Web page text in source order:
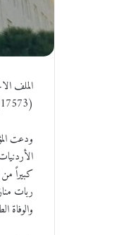
(17573) مشتركاً ليصل عدد المشتركين اختيارياً الفعالين حالياً إلى (96970) مشتركاً.
ودعت
كبيراً
ربات
والوفاة